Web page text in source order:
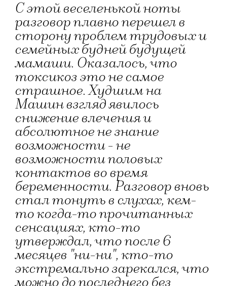
С этой веселенькой ноты
разговор плавно перешел в
сторону проблем трудовых и
семейных будней будущей
мамаши. Оказалось, что
токсикоз это не самое
страшное. Худшим на
Машин взгляд явилось
снижение влечения и
абсолютное не знание
возможности - не
возможности половых
контактов во время
беременности. Разговор вновь
стал тонуть в слухах, кем-
то когда-то прочитанных
сенсациях, кто-то
утверждал, что после 6
месяцев "ни-ни", кто-то
экстремально зарекался, что
можно до последнего без